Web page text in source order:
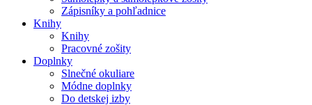
Zápisníky a pohľadnice
Knihy
Knihy
Pracovné zošity
Doplnky
Slnečné okuliare
Módne doplnky
Do detskej izby